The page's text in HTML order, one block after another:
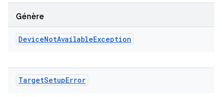
Génère
DeviceNotAvailableException
TargetSetupError